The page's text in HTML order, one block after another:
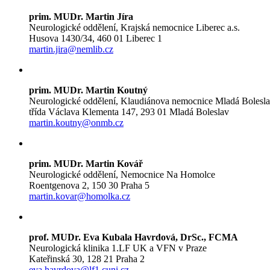
prim. MUDr. Martin Jíra
Neurologické oddělení, Krajská nemocnice Liberec a.s.
Husova 1430/34, 460 01 Liberec 1
martin.jira@nemlib.cz
prim. MUDr. Martin Koutný
Neurologické oddělení, Klaudiánova nemocnice Mladá
třída Václava Klementa 147, 293 01 Mladá Boleslav
martin.koutny@onmb.cz
prim. MUDr. Martin Kovář
Neurologické oddělení, Nemocnice Na Homolce
Roentgenova 2, 150 30 Praha 5
martin.kovar@homolka.cz
prof. MUDr. Eva Kubala Havrdová, DrSc., FCMA
Neurologická klinika 1.LF UK a VFN v Praze
Kateřinská 30, 128 21 Praha 2